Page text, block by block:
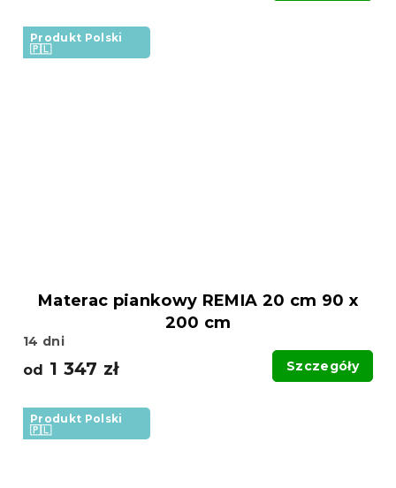
Produkt Polski
🇵🇱
Materac piankowy REMIA 20 cm 90 x
200 cm
14 dni
od 1 347 zł Szczegóły
Produkt Polski
🇵🇱